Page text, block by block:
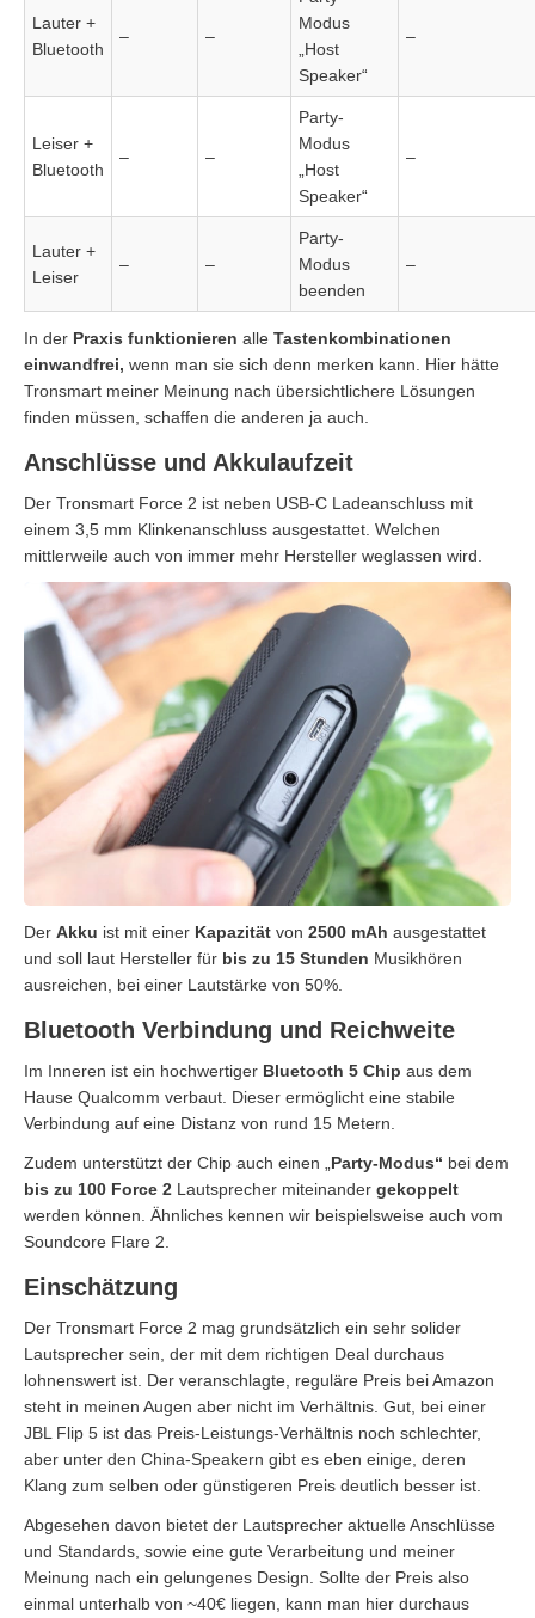
Lauter +
Bluetooth
– –
Modus
„Host
Speaker“
–
Leiser +
Bluetooth
– –
Party-
Modus
„Host
Speaker“
–
Lauter +
Leiser
– –
Party-
Modus
beenden
–
In der Praxis funktionieren alle Tastenkombinationen
einwandfrei, wenn man sie sich denn merken kann. Hier hätte
Tronsmart meiner Meinung nach übersichtlichere Lösungen
finden müssen, schaffen die anderen ja auch.
Anschlüsse und Akkulaufzeit
Der Tronsmart Force 2 ist neben USB-C Ladeanschluss mit
einem 3,5 mm Klinkenanschluss ausgestattet. Welchen
mittlerweile auch von immer mehr Hersteller weglassen wird.
Der Akku ist mit einer Kapazität von 2500 mAh ausgestattet
und soll laut Hersteller für bis zu 15 Stunden Musikhören
ausreichen, bei einer Lautstärke von 50%.
Bluetooth Verbindung und Reichweite
Im Inneren ist ein hochwertiger Bluetooth 5 Chip aus dem
Hause Qualcomm verbaut. Dieser ermöglicht eine stabile
Verbindung auf eine Distanz von rund 15 Metern.
Zudem unterstützt der Chip auch einen „Party-Modus“ bei dem
bis zu 100 Force 2 Lautsprecher miteinander gekoppelt
werden können. Ähnliches kennen wir beispielsweise auch vom
Soundcore Flare 2.
Einschätzung
Der Tronsmart Force 2 mag grundsätzlich ein sehr solider
Lautsprecher sein, der mit dem richtigen Deal durchaus
lohnenswert ist. Der veranschlagte, reguläre Preis bei Amazon
steht in meinen Augen aber nicht im Verhältnis. Gut, bei einer
JBL Flip 5 ist das Preis-Leistungs-Verhältnis noch schlechter,
aber unter den China-Speakern gibt es eben einige, deren
Klang zum selben oder günstigeren Preis deutlich besser ist.
Abgesehen davon bietet der Lautsprecher aktuelle Anschlüsse
und Standards, sowie eine gute Verarbeitung und meiner
Meinung nach ein gelungenes Design. Sollte der Preis also
einmal unterhalb von ~40€ liegen, kann man hier durchaus